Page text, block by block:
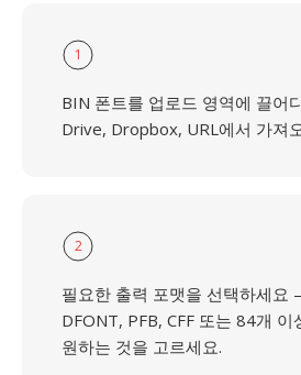
1
BIN 폰트를 업로드 영역에 끌어
Drive, Dropbox, URL에서 가져
2
필요한 출력 포맷을 선택하세요
DFONT, PFB, CFF 또는 84개 이
원하는 것을 고르세요.